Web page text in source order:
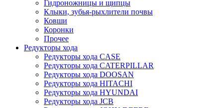
Гидроножницы и щипцы
Клыки, зубья-рыхлители почвы
Ковши
Коронки
Прочее
Редукторы хода
Редукторы хода CASE
Редукторы хода CATERPILLAR
Редукторы хода DOOSAN
Редукторы хода HITACHI
Редукторы хода HYUNDAI
Редукторы хода JCB